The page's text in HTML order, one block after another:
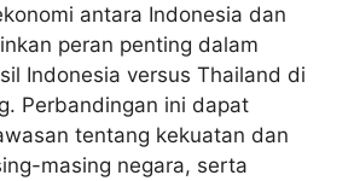
antara Indonesia dan
peran penting dalam
Indonesia versus Thailand di
Perbandingan ini dapat
tentang kekuatan dan
masing negara, serta